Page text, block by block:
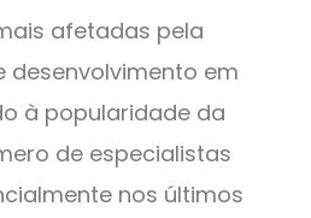
afetadas pela
desenvolvimento em
à popularidade da
de especialistas
nos últimos